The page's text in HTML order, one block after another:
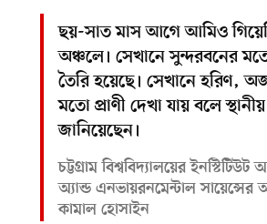
ছয়-সাত মাস আগে আমিও
অঞ্চলে। সেখানে সুন্দরবনের
তৈরি হয়েছে। সেখানে হরিণ,
মতো প্রাণী দেখা যায় বলে
জানিয়েছেন।
চট্টগ্রাম বিশ্ববিদ্যালয়ের ইনস্টিটিউট
অ্যান্ড এনভায়রনমেন্টাল
কামাল হোসাইন